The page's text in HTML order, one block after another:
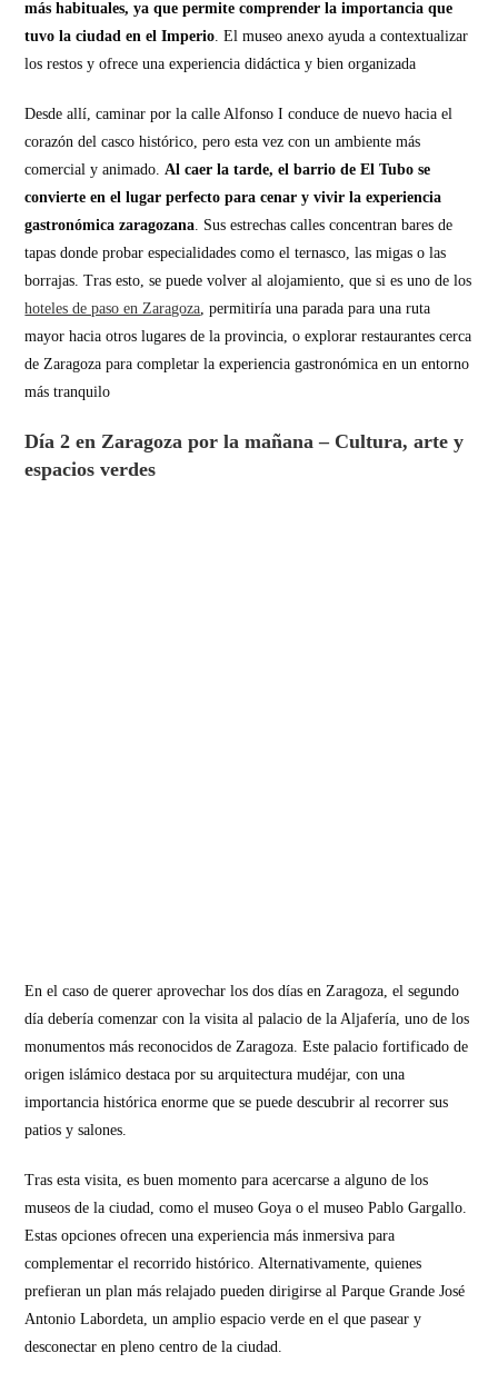
más habituales, ya que permite comprender la importancia que
tuvo la ciudad en el Imperio. El museo anexo ayuda a contextualizar
los restos y ofrece una experiencia didáctica y bien organizada
Desde allí, caminar por la calle Alfonso I conduce de nuevo hacia el
corazón del casco histórico, pero esta vez con un ambiente más
comercial y animado.Al caer la tarde, el barrio de El Tubo se
convierte en el lugar perfecto para cenar y vivir la experiencia
gastronómica zaragozana. Sus estrechas calles concentran bares de
tapas donde probar especialidades como el ternasco, las migas o las
borrajas. Tras esto, se puede volver al alojamiento, que si es uno de los
hoteles de paso en Zaragoza, permitiría una parada para una ruta
mayor hacia otros lugares de la provincia, o explorar restaurantes cerca
de Zaragoza para completar la experiencia gastronómica en un entorno
más tranquilo
Día 2 en Zaragoza por la mañana – Cultura, arte y
espacios verdes
En el caso de querer aprovechar los dos días en Zaragoza, el segundo
día debería comenzar con la visita al palacio de la Aljafería, uno de los
monumentos más reconocidos de Zaragoza. Este palacio fortificado de
origen islámico destaca por su arquitectura mudéjar, con una
importancia histórica enorme que se puede descubrir al recorrer sus
patios y salones.
Tras esta visita, es buen momento para acercarse a alguno de los
museos de la ciudad, como el museo Goya o el museo Pablo Gargallo.
Estas opciones ofrecen una experiencia más inmersiva para
complementar el recorrido histórico. Alternativamente, quienes
prefieran un plan más relajado pueden dirigirse al Parque Grande José
Antonio Labordeta, un amplio espacio verde en el que pasear y
desconectar en pleno centro de la ciudad.